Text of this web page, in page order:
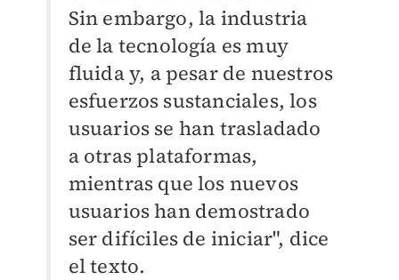
Sin embargo, la industria
de la tecnología es muy
fluida y, a pesar de nuestros
esfuerzos sustanciales, los
usuarios se han trasladado
a otras plataformas,
mientras que los nuevos
usuarios han demostrado
ser difíciles de iniciar", dice
el texto.